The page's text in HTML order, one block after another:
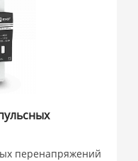
перенапряжений